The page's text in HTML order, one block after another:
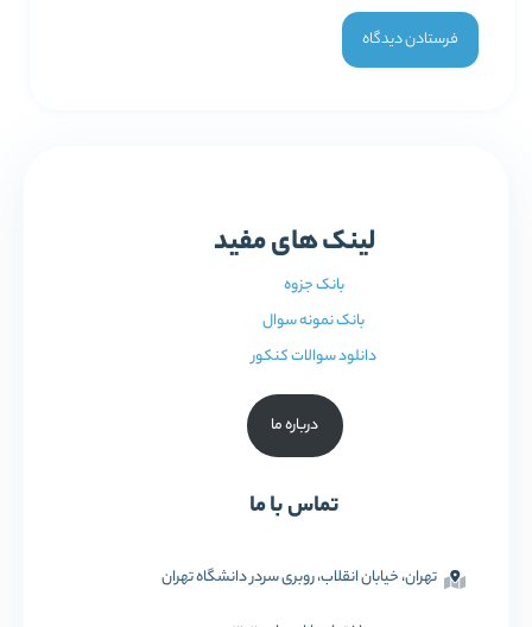
لینک های مفید
بانک جزوه
بانک نمونه سوال
دانلود سوالات کنکور
درباره ما
تماس با ما
تهران، خیابان انقلاب، روبری سردر دانشگاه تهران